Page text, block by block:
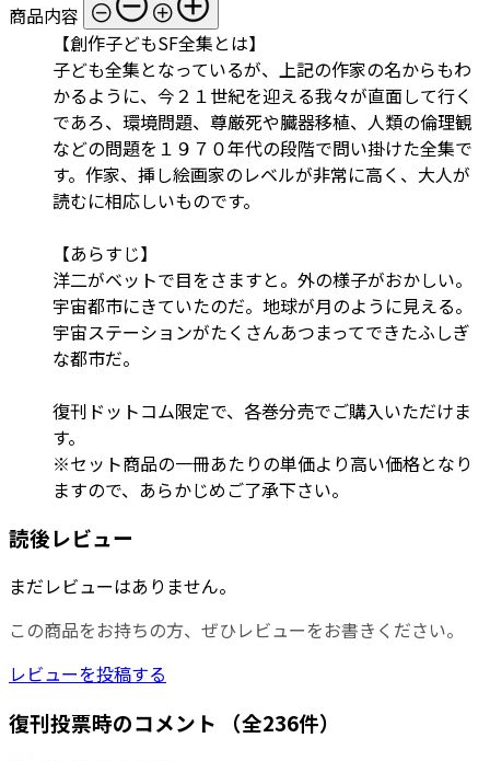
商品内容
【創作子どもSF全集とは】
子ども全集となっているが、上記の作家の名からもわ
かるように、今２１世紀を迎える我々が直面して行く
であろ、環境問題、尊厳死や臓器移植、人類の倫理観
などの問題を１９７０年代の段階で問い掛けた全集で
す。作家、挿し絵画家のレベルが非常に高く、大人が
読むに相応しいものです。
【あらすじ】
洋二がベットで目をさますと。外の様子がおかしい。
宇宙都市にきていたのだ。地球が月のように見える。
宇宙ステーションがたくさんあつまってできたふしぎ
な都市だ。
復刊ドットコム限定で、各巻分売でご購入いただけま
す。
※セット商品の一冊あたりの単価より高い価格となり
ますので、あらかじめご了承下さい。
読後レビュー
まだレビューはありません。
この商品をお持ちの方、ぜひレビューをお書きください。
レビューを投稿する
復刊投票時のコメント （全236件）